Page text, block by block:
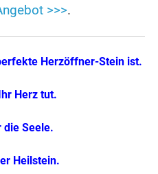
>>>.
Herzöffner-Stein ist.
Herz tut.
die Seele.
Heilstein.